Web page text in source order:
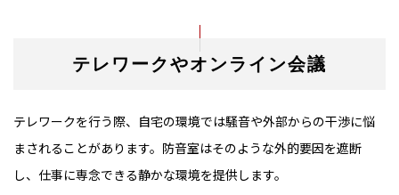
テレワークやオンライン会議
テレワークを行う際、自宅の環境では騒音や外部からの干渉に悩
まされることがあります。防音室はそのような外的要因を遮断
し、仕事に専念できる静かな環境を提供します。